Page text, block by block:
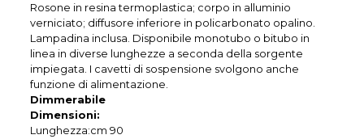
Rosone in resina termoplastica; corpo in alluminio
verniciato; diffusore inferiore in policarbonato opalino.
Lampadina inclusa. Disponibile monotubo o bitubo in
linea in diverse lunghezze a seconda della sorgente
impiegata. I cavetti di sospensione svolgono anche
funzione di alimentazione.
Dimmerabile
Dimensioni:
Lunghezza:cm 90